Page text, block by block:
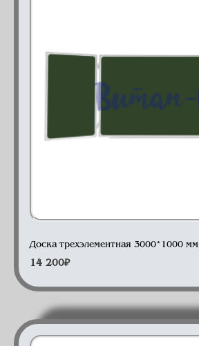
Доска трехэлементная 3000*1000 мм
14 200₽